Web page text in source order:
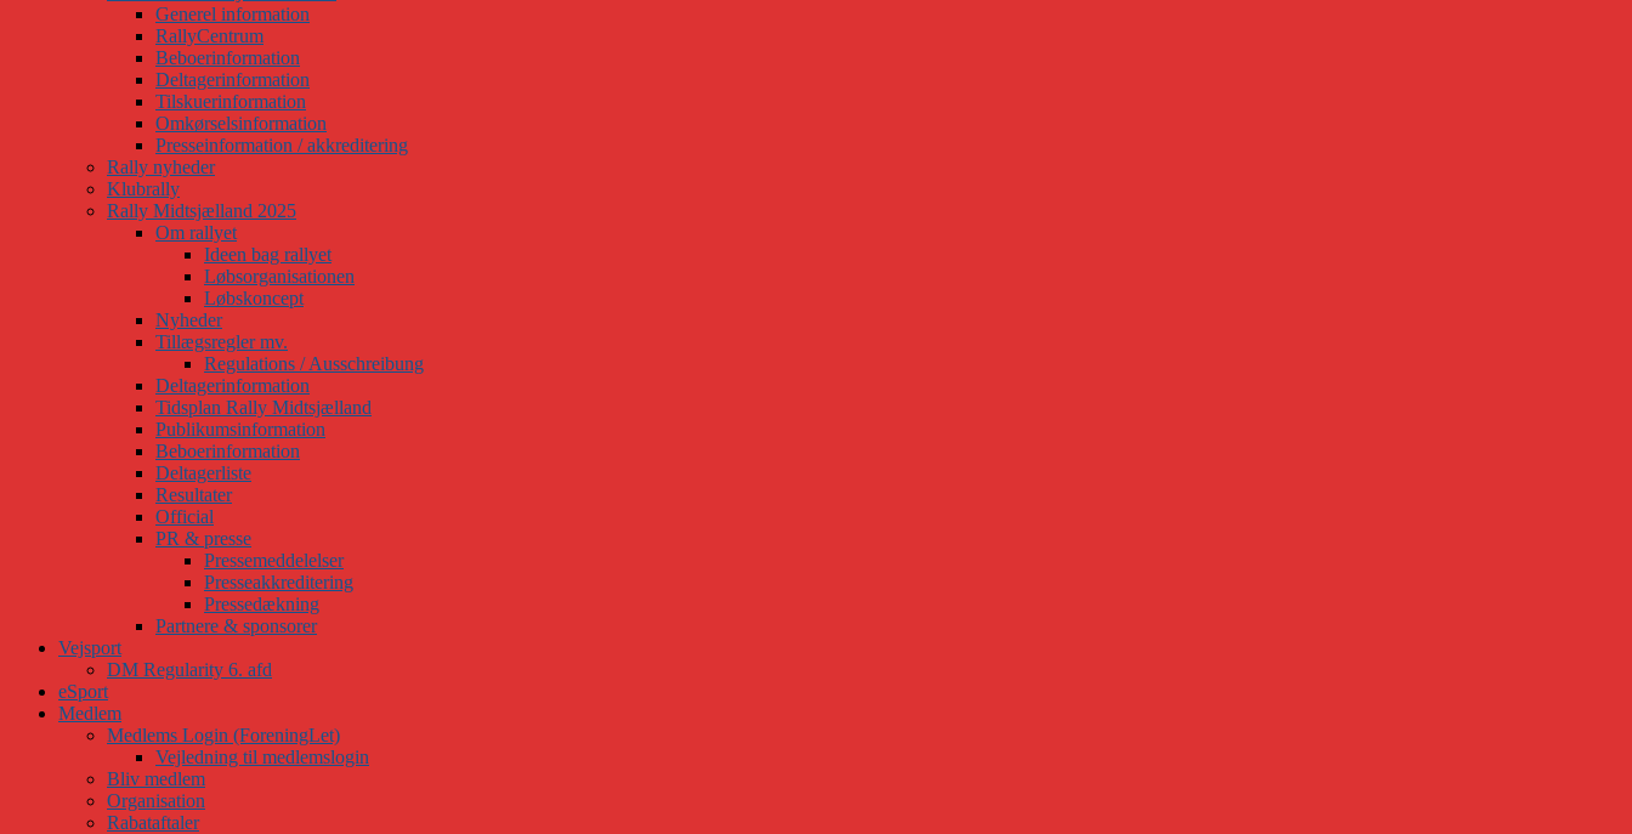
Generel information
RallyCentrum
Beboerinformation
Deltagerinformation
Tilskuerinformation
Omkørselsinformation
Presseinformation / akkreditering
Rally nyheder
Klubrally
Rally Midtsjælland 2025
Om rallyet
Ideen bag rallyet
Løbsorganisationen
Løbskoncept
Nyheder
Tillægsregler mv.
Regulations / Ausschreibung
Deltagerinformation
Tidsplan Rally Midtsjælland
Publikumsinformation
Beboerinformation
Deltagerliste
Resultater
Official
PR & presse
Pressemeddelelser
Presseakkreditering
Pressedækning
Partnere & sponsorer
Vejsport
DM Regularity 6. afd
eSport
Medlem
Medlems Login (ForeningLet)
Vejledning til medlemslogin
Bliv medlem
Organisation
Rabataftaler